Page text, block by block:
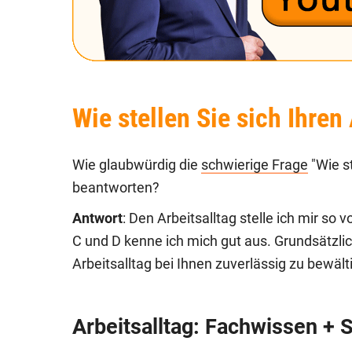
Wie stellen Sie sich
Wie glaubwürdig die schwierige Frage "Wie
beantworten?
Antwort: Den Arbeitsalltag stelle ich mir so
C und D kenne ich mich gut aus.
Arbeitsalltag bei Ihnen zuverlässig zu
Arbeitsalltag: Fachwissen +